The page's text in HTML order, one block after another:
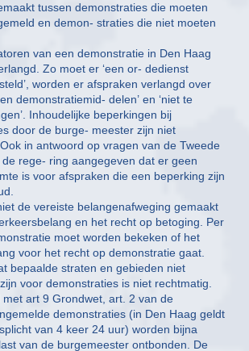
tussen demonstraties die moeten
en demon- straties die niet moeten
van een demonstratie in Den Haag
Zo moet er ‘een or- dedienst
worden er afspraken verlangd over
demonstratiemid- delen’ en ‘niet te
Inhoudelijke beperkingen bij
door de burge- meester zijn niet
in antwoord op vragen van de Tweede
rege- ring aangegeven dat er geen
is voor afspraken die een beperking zijn
de vereiste belangenafweging gemaakt
en het recht op betoging. Per
moet worden bekeken of het
voor het recht op demonstratie gaat.
bepaalde straten en gebieden niet
voor demonstraties is niet rechtmatig.
met art 9 Grondwet, art. 2 van de
demonstraties (in Den Haag geldt
van 4 keer 24 uur) worden bijna
van de burgemeester ontbonden. De